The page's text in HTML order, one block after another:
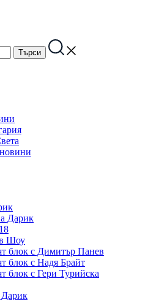
Дарик
Шоу
блок с Димитър Панев
блок с Надя Брайт
блок с Гери Турийска
Дарик